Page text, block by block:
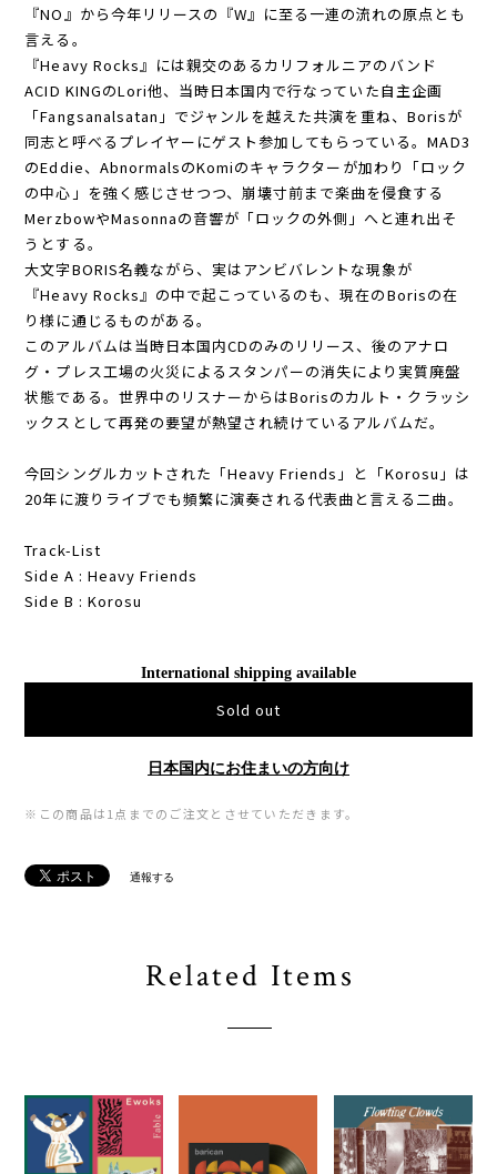
『NO』から今年リリースの『W』に至る一連の流れの原点とも
言える。
『Heavy Rocks』には親交のあるカリフォルニアのバンド
ACID KINGのLori他、当時日本国内で行なっていた自主企画
「Fangsanalsatan」でジャンルを越えた共演を重ね、Borisが
同志と呼べるプレイヤーにゲスト参加してもらっている。MAD3
のEddie、AbnormalsのKomiのキャラクターが加わり「ロック
の中心」を強く感じさせつつ、崩壊寸前まで楽曲を侵食する
MerzbowやMasonnaの音響が「ロックの外側」へと連れ出そ
うとする。
大文字BORIS名義ながら、実はアンビバレントな現象が
『Heavy Rocks』の中で起こっているのも、現在のBorisの在
り様に通じるものがある。
このアルバムは当時日本国内CDのみのリリース、後のアナロ
グ・プレス工場の火災によるスタンパーの消失により実質廃盤
状態である。世界中のリスナーからはBorisのカルト・クラッシ
ックスとして再発の要望が熱望され続けているアルバムだ。
今回シングルカットされた「Heavy Friends」と「Korosu」は
20年に渡りライブでも頻繁に演奏される代表曲と言える二曲。
Track-List
Side A : Heavy Friends
Side B : Korosu
International shipping available
Sold out
日本国内にお住まいの方向け
※この商品は1点までのご注文とさせていただきます。
通報する
Related Items